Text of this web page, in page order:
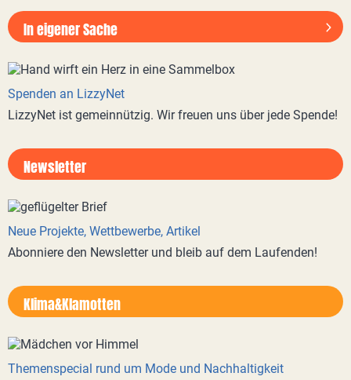
In eigener Sache
Spenden an LizzyNet
LizzyNet ist gemeinnützig. Wir freuen uns über jede Spende!
Newsletter
Neue Projekte, Wettbewerbe, Artikel
Abonniere den Newsletter und bleib auf dem Laufenden!
Klima&Klamotten
Themenspecial rund um Mode und Nachhaltigkeit